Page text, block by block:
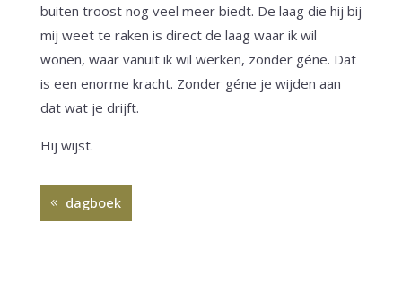
buiten troost nog veel meer biedt. De laag die hij bij
mij weet te raken is direct de laag waar ik wil
wonen, waar vanuit ik wil werken, zonder géne. Dat
is een enorme kracht. Zonder géne je wijden aan
dat wat je drijft.
Hij wijst.
dagboek